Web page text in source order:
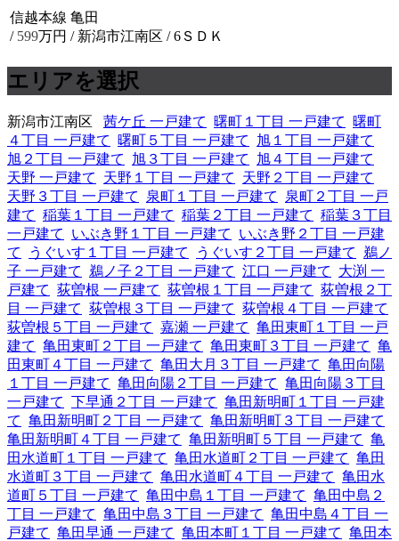
信越本線 亀田
/ 599万円 / 新潟市江南区 / 6ＳＤＫ
エリアを選択
新潟市江南区 茜ケ丘 一戸建て 曙町１丁目 一戸建て
曙町
４丁目 一戸建て
曙町５丁目 一戸建て
旭１丁目 一戸建て
旭２丁目 一戸建て
旭３丁目 一戸建て
旭４丁目 一戸建て
天野 一戸建て
天野１丁目 一戸建て
天野２丁目 一戸建て
天野３丁目 一戸建て
泉町１丁目 一戸建て
泉町２丁目 一戸
建て 稲葉１丁目 一戸建て 稲葉２丁目 一戸建て 稲葉３丁目
一戸建て
いぶき野１丁目 一戸建て
いぶき野２丁目 一戸建
て
うぐいす１丁目 一戸建て うぐいす２丁目 一戸建て
鵜ノ
子 一戸建て
鵜ノ子２丁目 一戸建て 江口 一戸建て
大渕 一
戸建て 荻曽根 一戸建て 荻曽根１丁目 一戸建て 荻曽根２丁
目 一戸建て 荻曽根３丁目 一戸建て 荻曽根４丁目 一戸建て
荻曽根５丁目 一戸建て 嘉瀬 一戸建て 亀田東町１丁目 一戸
建て 亀田東町２丁目 一戸建て 亀田東町３丁目 一戸建て 亀
田東町４丁目 一戸建て 亀田大月３丁目 一戸建て 亀田向陽
１丁目 一戸建て 亀田向陽２丁目 一戸建て 亀田向陽３丁目
一戸建て 下早通２丁目 一戸建て 亀田新明町１丁目 一戸建
て 亀田新明町２丁目 一戸建て 亀田新明町３丁目 一戸建て
亀田新明町４丁目 一戸建て 亀田新明町５丁目 一戸建て 亀
田水道町１丁目 一戸建て 亀田水道町２丁目 一戸建て 亀田
水道町３丁目 一戸建て 亀田水道町４丁目 一戸建て 亀田水
道町５丁目 一戸建て 亀田中島１丁目 一戸建て 亀田中島２
丁目 一戸建て 亀田中島３丁目 一戸建て 亀田中島４丁目 一
戸建て 亀田早通 一戸建て 亀田本町１丁目 一戸建て 亀田本